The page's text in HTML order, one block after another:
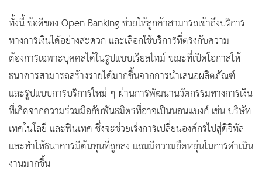
ทั้งนี้ ข้อดีของ Open Banking ช่วยให้ลูกค้าสามารถเข้าถึงบริการ
ทางการเงินได้อย่างสะดวก และเลือกใช้บริการที่ตรงกับความ
ต้องการเฉพาะบุคคลได้ในรูปแบบเรียลไทม์ ขณะที่เปิดโอกาสให้
ธนาคารสามารถสร้างรายได้มากขึ้นจากการนำเสนอผลิตภัณฑ์
และรูปแบบการบริการใหม่ ๆ ผ่านการพัฒนานวัตกรรมทางการเงิน
ที่เกิดจากความร่วมมือกับพันธมิตรที่อาจเป็นนอนแบงก์ เช่น บริษัท
เทคโนโลยี และฟินเทค ซึ่งจะช่วยเร่งการเปลี่ยนองค์กรไปสู่ดิจิทัล
และทำให้ธนาคารมีต้นทุนที่ถูกลง แถมมีความยืดหยุ่นในการดำเนิน
งานมากขึ้น